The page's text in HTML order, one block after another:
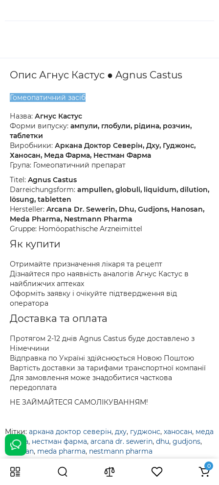
0
Опис Агнус Кастус ● Agnus Castus
Гомеопатичний засіб
Назва: Агнус Кастус
Форми випуску: ампули, глобули, рідина, розчин,
таблетки
Виробники: Аркана Доктор Северін, Дху, Гуджонс,
Ханосан, Меда Фарма, Нестман Фарма
Група: Гомеопатичний препарат
Titel: Agnus Castus
Darreichungsform: ampullen, globuli, liquidum, dilution,
lösung, tabletten
Hersteller: Arcana Dr. Sewerin, Dhu, Gudjons, Hanosan,
Meda Pharma, Nestmann Pharma
Gruppe: Homöopathische Arzneimittel
Як купити
Отримайте призначення лікаря та рецепт
Дізнайтеся про наявність аналогів Агнус Кастус в
найближчих аптеках
Оформіть заявку і очікуйте підтвердження від
оператора
Доставка та оплата
Протягом 2-12 днів Agnus Castus буде доставлено з
Німеччини
Відправка по Україні здійснюється Новою Поштою
Вартість доставки за тарифами транспортної компанії
Для замовлення може знадобитися часткова
передоплата
НЕ ЗАЙМАЙТЕСЯ САМОЛІКУВАННЯМ!
Мітки: аркана доктор северін, дху, гуджонс, ханосан, меда
фарма, нестман фарма, arcana dr. sewerin, dhu, gudjons,
hanosan, meda pharma, nestmann pharma
2 356 грн До кошика